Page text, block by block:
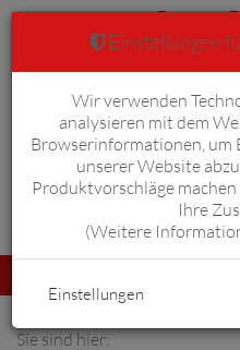
Anmelden
umschalten
Sie sind hier:
Einstellungen
Wir verwenden
analysieren mit dem
Browserinformationen, um
unserer Website
Produktvorschläge
Ihre
(Weitere
Einstellungen